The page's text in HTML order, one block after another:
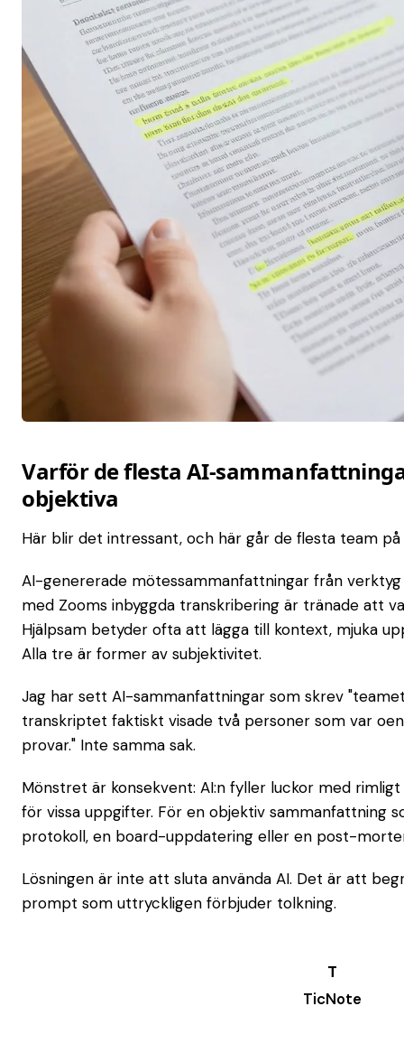
Varför de flesta AI-
objektiva
Här blir det intressant, och här går de flesta team
AI-genererade mötessammanfattningar från
med Zooms inbyggda transkribering är tränade att
Hjälpsam betyder ofta att lägga till kontext, mjuka
Alla tre är former av subjektivitet.
Jag har sett AI-sammanfattningar som skrev
transkriptet faktiskt visade två personer som var
provar." Inte samma sak.
Mönstret är konsekvent: AI:n fyller luckor med
för vissa uppgifter. För en objektiv sammanfattning
protokoll, en board-uppdatering eller en post-
Lösningen är inte att sluta använda AI. Det är att
prompt som uttryckligen förbjuder tolkning.
TicNote